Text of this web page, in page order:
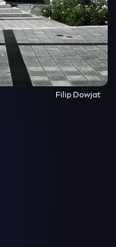
Filip Dowjat